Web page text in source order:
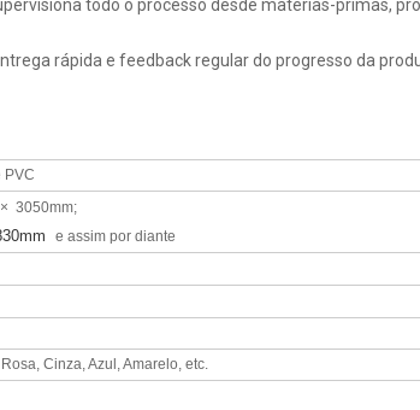
todo o processo desde matérias-primas,
rápida e feedback regular do progresso da
PVC
3050mm;
e assim por diante
Cinza, Azul, Amarelo, etc.